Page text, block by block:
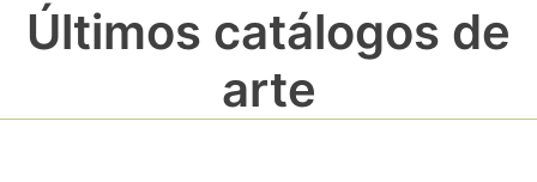
Últimos catálogos de
arte